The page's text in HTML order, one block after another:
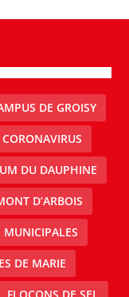
DE GROISY
CORONAVIRUS
DU DAUPHINE
D’ARBOIS
MUNICIPALES
DE MARIE
FLOCONS DE SEL